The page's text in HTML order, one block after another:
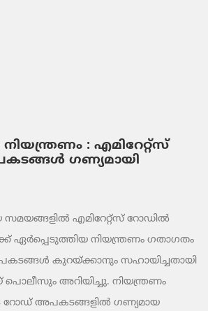
: എമിറേറ്റ്സ്
ഗണ്യമായി
സമയങ്ങളിൽ എമിറേറ്റ്സ് റോഡിൽ
ഏർപ്പെടുത്തിയ നിയന്ത്രണം ഗതാഗതം
കുറയ്ക്കാനും സഹായിച്ചതായി
അറിയിച്ചു. നിയന്ത്രണം
റോഡ് അപകടങ്ങളിൽ ഗണ്യമായ